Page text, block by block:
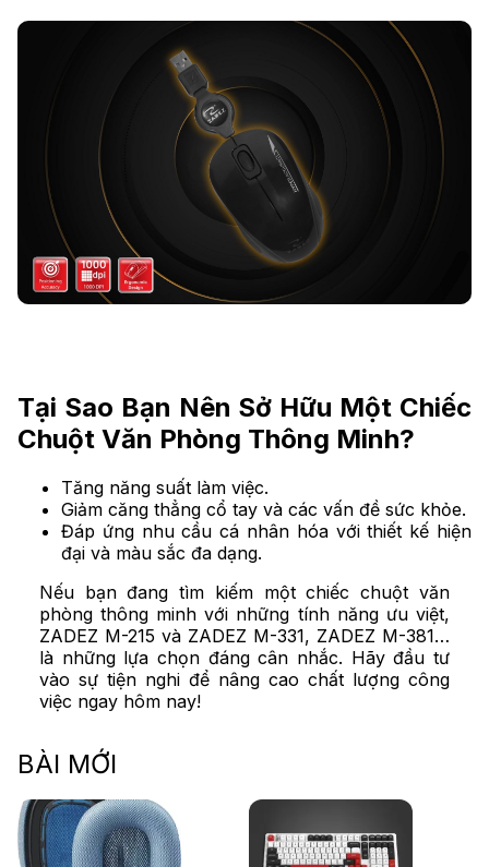
Tại Sao Bạn Nên Sở Hữu Một Chiếc
Chuột Văn Phòng Thông Minh?
Tăng năng suất làm việc.
Giảm căng thẳng cổ tay và các vấn đề sức khỏe.
Đáp ứng nhu cầu cá nhân hóa với thiết kế hiện
đại và màu sắc đa dạng.
Nếu bạn đang tìm kiếm một chiếc chuột văn
phòng thông minh với những tính năng ưu việt,
ZADEZ M-215 và ZADEZ M-331, ZADEZ M-381…
là những lựa chọn đáng cân nhắc. Hãy đầu tư
vào sự tiện nghi để nâng cao chất lượng công
việc ngay hôm nay!
BÀI MỚI